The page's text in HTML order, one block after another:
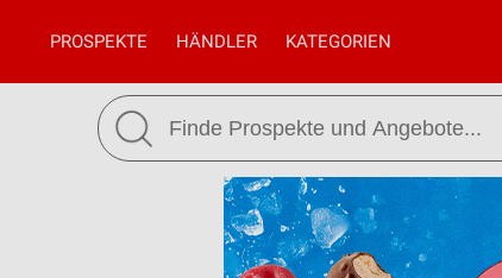
PROSPEKTE HÄNDLER KATEGORIEN